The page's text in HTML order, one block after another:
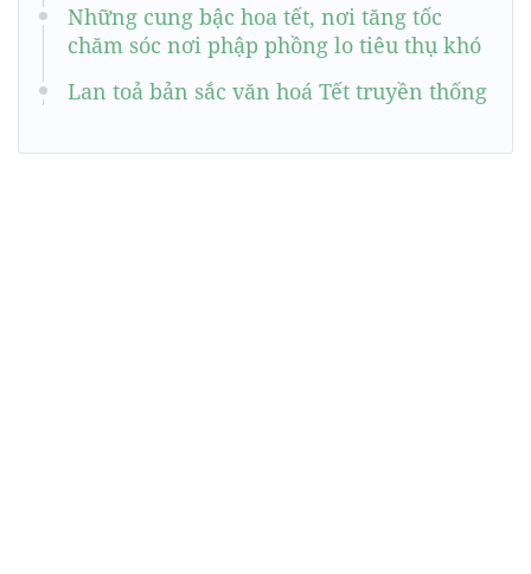
Những cung bậc hoa tết, nơi tăng tốc
chăm sóc nơi phập phồng lo tiêu thụ khó
Lan toả bản sắc văn hoá Tết truyền thống